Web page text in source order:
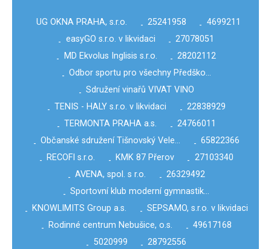
UG OKNA PRAHA, s.r.o. - 25241958 - 4699211
- easyGO s.r.o. v likvidaci - 27078051
-
MD Ekvolus Inglisis s.r.o. - 28202112
- Odbor sportu pro všechny Předško…
- Sdružení vinařů VIVAT VINO
- TENIS - HALY s.r.o. v likvidaci - 22838929
- TERMONTA PRAHA a.s. - 24766011
- Občanské sdružení Tišnovský Vele… - 65822366
- RECOFI s.r.o. - KMK 87 Přerov - 27103340
- AVENA, spol. s r.o. - 26329492
- Sportovní klub moderní gymnastik…
- KNOWLIMITS Group a.s. - SEPSAMO, s.r.o. v likvidaci
- Rodinné centrum Nebušice, o.s. - 49617168
- 5020999 - 28792556